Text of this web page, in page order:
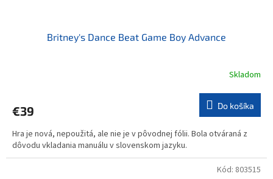
Britney's Dance Beat Game Boy Advance
Skladom
€39 Do košíka
Hra je nová, nepoužitá, ale nie je v pôvodnej fólii. Bola otváraná z
dôvodu vkladania manuálu v slovenskom jazyku.
Kód: 803515